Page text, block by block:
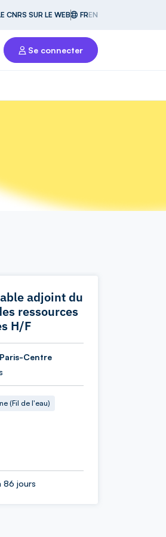
CNRS SUR LE WEB FREN
Se connecter
adjoint du
ressources
H/F
Centre
(Fil de l'eau)
86 jours